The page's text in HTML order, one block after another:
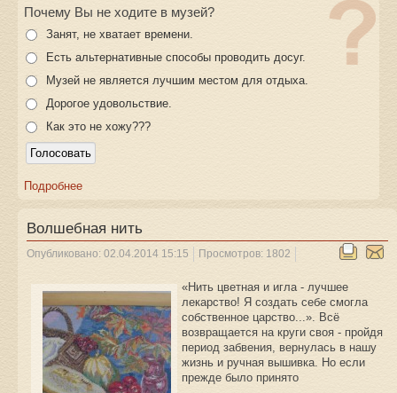
Почему Вы не ходите в музей?
Занят, не хватает времени.
Есть альтернативные способы проводить досуг.
Музей не является лучшим местом для отдыха.
Дорогое удовольствие.
Как это не хожу???
Подробнее
Волшебная нить
Опубликовано: 02.04.2014 15:15 Просмотров: 1802
«Нить цветная и игла - лучшее
лекарство! Я создать себе смогла
собственное царство...». Всё
возвращается на круги своя - пройдя
период забвения, вернулась в нашу
жизнь и ручная вышивка. Но если
прежде было принято